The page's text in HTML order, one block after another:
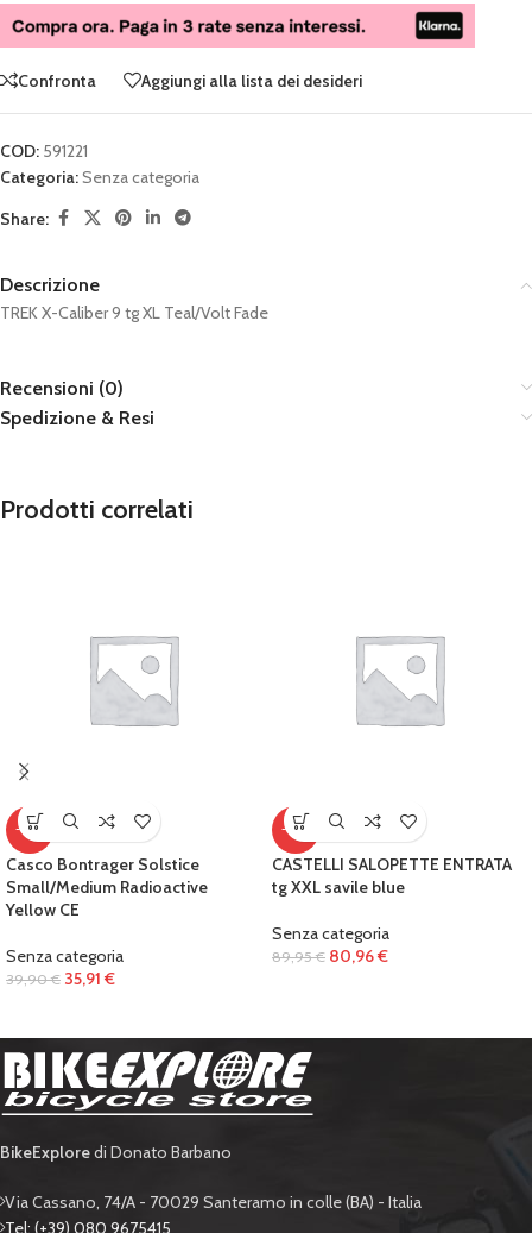
Confronta Aggiungi alla lista dei desideri
COD: 591221
Categoria:Senza categoria
Share:
Descrizione
TREK X-Caliber 9 tg XL Teal/Volt Fade
Recensioni (0)
Spedizione & Resi
Prodotti correlati
-10%
Casco Bontrager Solstice
Small/Medium Radioactive
Yellow CE
Senza categoria
39,90€ 35,91 €
-10%
CASTELLI SALOPETTE ENTRATA
tg XXL savile blue
Senza categoria
89,95€ 80,96€
BikeExploredi Donato Barbano
Via Cassano, 74/A - 70029 Santeramo in colle (BA) - Italia
Tel: (+39) 080 9675415